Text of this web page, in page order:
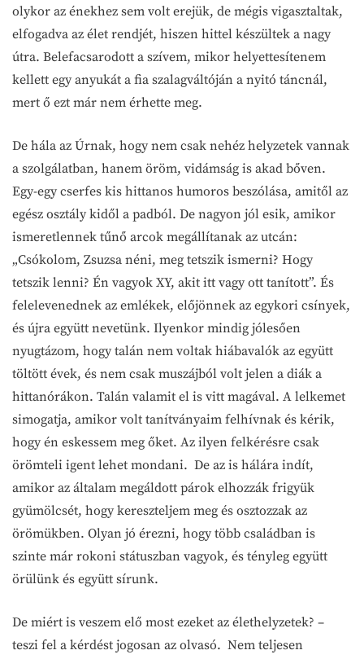
olykor az énekhez sem volt erejük, de mégis vigasztaltak,
elfogadva az élet rendjét, hiszen hittel készültek a nagy
útra. Belefacsarodott a szívem, mikor helyettesítenem
kellett egy anyukát a fia szalagváltóján a nyitó táncnál,
mert ő ezt már nem érhette meg.
De hála az Úrnak, hogy nem csak nehéz helyzetek vannak
a szolgálatban, hanem öröm, vidámság is akad bőven.
Egy-egy cserfes kis hittanos humoros beszólása, amitől az
egész osztály kidől a padból. De nagyon jól esik, amikor
ismeretlennek tűnő arcok megállítanak az utcán:
„Csókolom, Zsuzsa néni, meg tetszik ismerni? Hogy
tetszik lenni? Én vagyok XY, akit itt vagy ott tanított”. És
felelevenednek az emlékek, előjönnek az egykori csínyek,
és újra együtt nevetünk. Ilyenkor mindig jólesően
nyugtázom, hogy talán nem voltak hiábavalók az együtt
töltött évek, és nem csak muszájból volt jelen a diák a
hittanórákon. Talán valamit el is vitt magával. A lelkemet
simogatja, amikor volt tanítványaim felhívnak és kérik,
hogy én eskessem meg őket. Az ilyen felkérésre csak
örömteli igent lehet mondani. De az is hálára indít,
amikor az általam megáldott párok elhozzák frigyük
gyümölcsét, hogy kereszteljem meg és osztozzak az
örömükben. Olyan jó érezni, hogy több családban is
szinte már rokoni státuszban vagyok, és tényleg együtt
örülünk és együtt sírunk.
De miért is veszem elő most ezeket az élethelyzetek? –
teszi fel a kérdést jogosan az olvasó. Nem teljesen